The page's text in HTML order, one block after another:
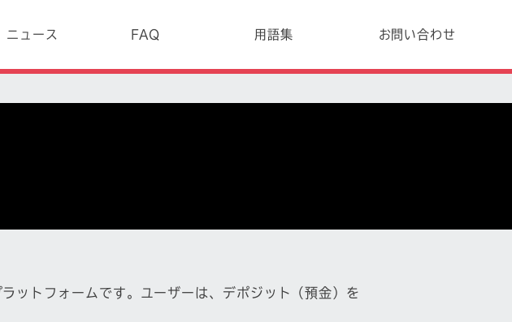
ニュース FAQ 用語集 お問い合わせ
ットフォームです。ユーザーは、デポジット（預金）を